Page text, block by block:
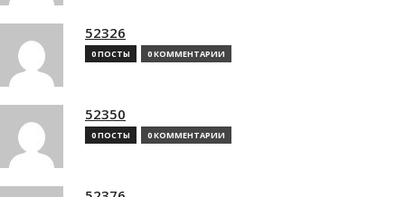
52326
0 ПОСТЫ 0 КОММЕНТАРИИ
52350
0 ПОСТЫ 0 КОММЕНТАРИИ